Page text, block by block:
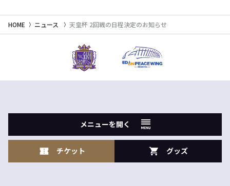
HOME ニュース 天皇杯 2回戦の日程決定のお知らせ
メニューを開く
チケット グッズ